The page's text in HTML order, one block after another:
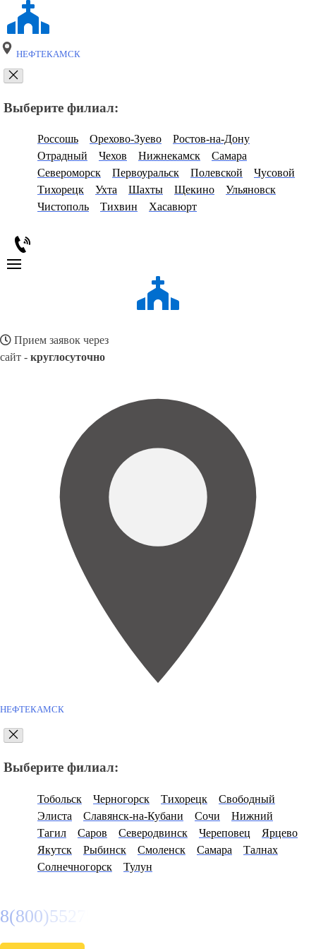
НЕФТЕКАМСК
Выберите филиал:
Россошь Орехово-Зуево
Ростов-на-Дону
Отрадный
Чехов Нижнекамск
Самара
Североморск
Первоуральск Полевской
Чусовой
Тихорецк
Ухта Шахты Щекино
Ульяновск
Чистополь
Тихвин Хасавюрт
Прием заявок через
сайт - круглосуточно
НЕФТЕКАМСК
Выберите филиал:
Тобольск Черногорск Тихорецк
Свободный
Элиста
Славянск-на-Кубани Сочи
Нижний
Тагил
Саров Северодвинск Череповец
Ярцево
Якутск
Рыбинск Смоленск Самара
Талнах
Солнечногорск
Тулун
8(800)5527584